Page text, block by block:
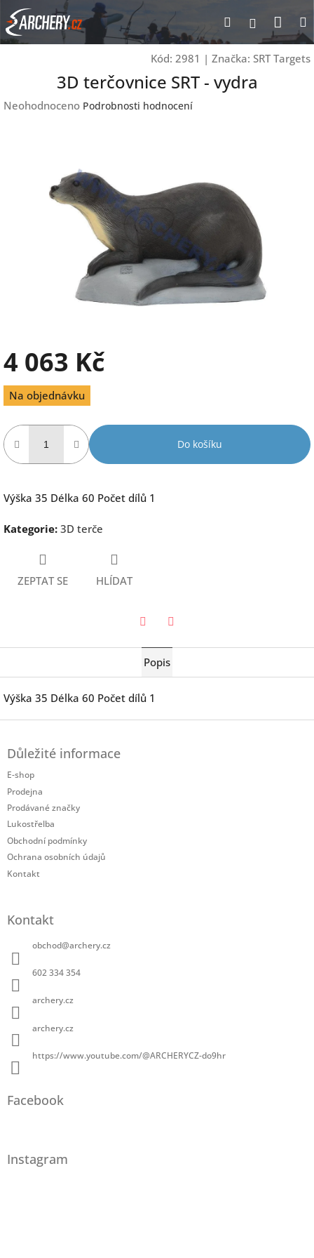
Přejít
na
obsah
Hledat
Kód: 2981 | Značka: SRT Targets
3D terčovnice SRT - vydra
Průměrné
Neohodnoceno Podrobnosti hodnocení
4 063 Kč
Měrná
cena:
Na objednávku
Do košíku
Výška 35 Délka 60 Počet dílů 1
Kategorie: 3D terče
ZEPTAT SE HLÍDAT
Popis
Výška 35 Délka 60 Počet dílů 1
Důležité informace
E-shop
Prodejna
Prodávané značky
Lukostřelba
Obchodní podmínky
Ochrana osobních údajů
Kontakt
Kontakt
obchod@archery.cz
602 334 354
archery.cz
archery.cz
https://www.youtube.com/@ARCHERYCZ-do9hr
Facebook
Instagram